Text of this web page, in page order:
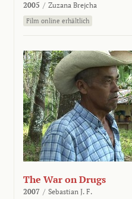
2005 / Zuzana Brejcha
Film online erhältlich
The War on Drugs
2007 / Sebastian J. F.